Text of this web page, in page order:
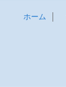
ホーム